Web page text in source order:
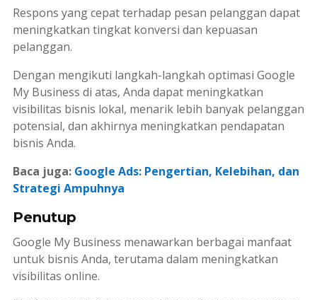
Respons yang cepat terhadap pesan pelanggan dapat
meningkatkan tingkat konversi dan kepuasan
pelanggan.
Dengan mengikuti langkah-langkah optimasi Google
My Business di atas, Anda dapat meningkatkan
visibilitas bisnis lokal, menarik lebih banyak pelanggan
potensial, dan akhirnya meningkatkan pendapatan
bisnis Anda.
Baca juga: Google Ads: Pengertian, Kelebihan, dan
Strategi Ampuhnya
Penutup
Google My Business menawarkan berbagai manfaat
untuk bisnis Anda, terutama dalam meningkatkan
visibilitas online.